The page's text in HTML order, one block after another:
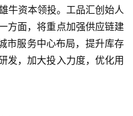
牛资本领投。工品汇创始人
方面，将重点加强供应链建
市服务中心布局，提升库存
发，加大投入力度，优化用